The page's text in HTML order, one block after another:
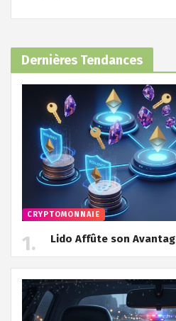
Dernières Tendances
CRYPTOMONNAIE
Lido Affûte son